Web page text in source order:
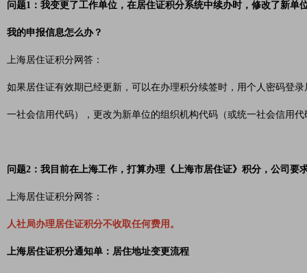
问题1：我变更了工作单位，在居住证积分系统中续办时，修改了新
我的申报信息怎么办？
上海居住证积分网答：
如果居住证有效期已经更新，可以在办理积分续签时，用个人密码登
一社会信用代码），更改为新单位的组织机构代码（或统一社会信用
问题2：我目前在上海工作，打算办理《上海市居住证》积分，公司要
上海居住证积分网答：
人社局办理居住证积分不收取任何费用。
上海居住证积分通知单：居住地址变更流程